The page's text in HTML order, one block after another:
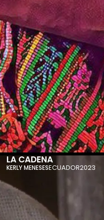
LA CADENA
KERLY MENESESECUADOR2023